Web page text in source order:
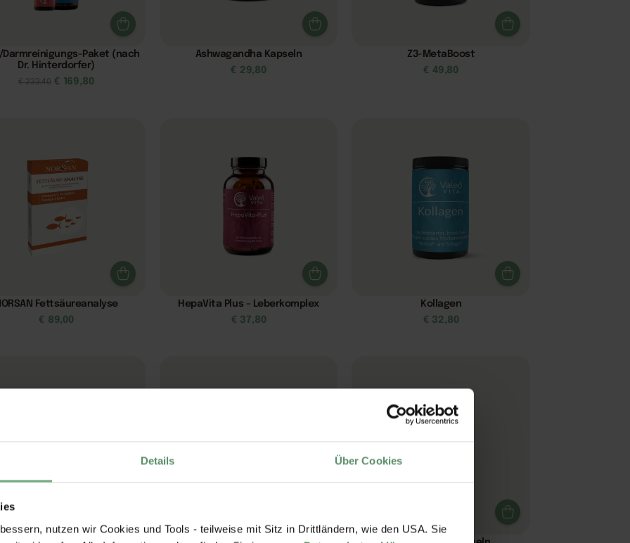
Details Über Cookies
nutzen wir Cookies und Tools - teilweise mit Sitz in Drittländern, wie den USA. Sie
Darmreinigungs-Paket (nach
Dr. Hinterdorfer)
€233,40 € 169,80
Ashwagandha Kapseln
€ 29,80
Z3-MetaBoost
€ 49,80
Fettsäureanalyse
€ 89,00
HepaVita Plus – Leberkomplex
€ 37,80
Kollagen
€ 32,80